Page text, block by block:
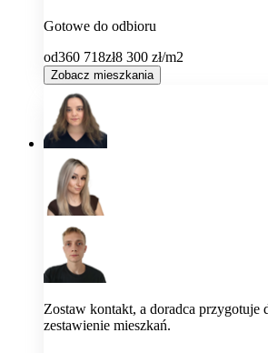
Gotowe do odbioru
od360 718zł8 300 zł/m2
Zobacz mieszkania
Zostaw kontakt, a doradca przygotuje
zestawienie mieszkań.